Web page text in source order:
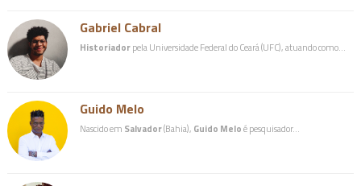
Gabriel Cabral
Historiadorpela Universidade Federal do Ceará (UFC), atuando como…
Guido Melo
Nascido em Salvador(Bahia), Guido Meloé pesquisador…